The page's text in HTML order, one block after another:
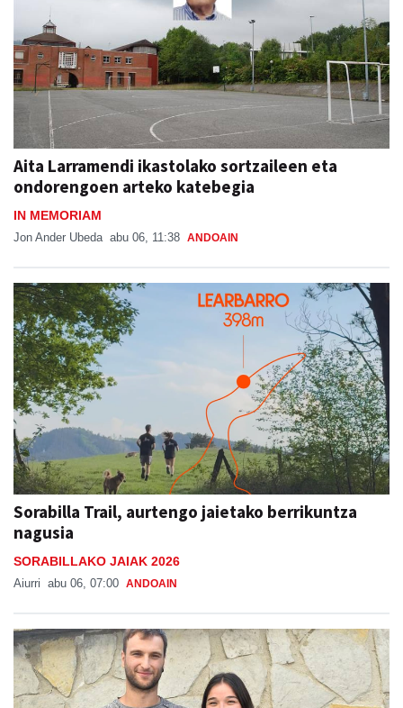
Aita Larramendi ikastolako sortzaileen eta
ondorengoen arteko katebegia
IN MEMORIAM
Jon Ander Ubeda abu 06, 11:38 ANDOAIN
Sorabilla Trail, aurtengo jaietako berrikuntza
nagusia
SORABILLAKO JAIAK 2026
Aiurri abu 06, 07:00 ANDOAIN